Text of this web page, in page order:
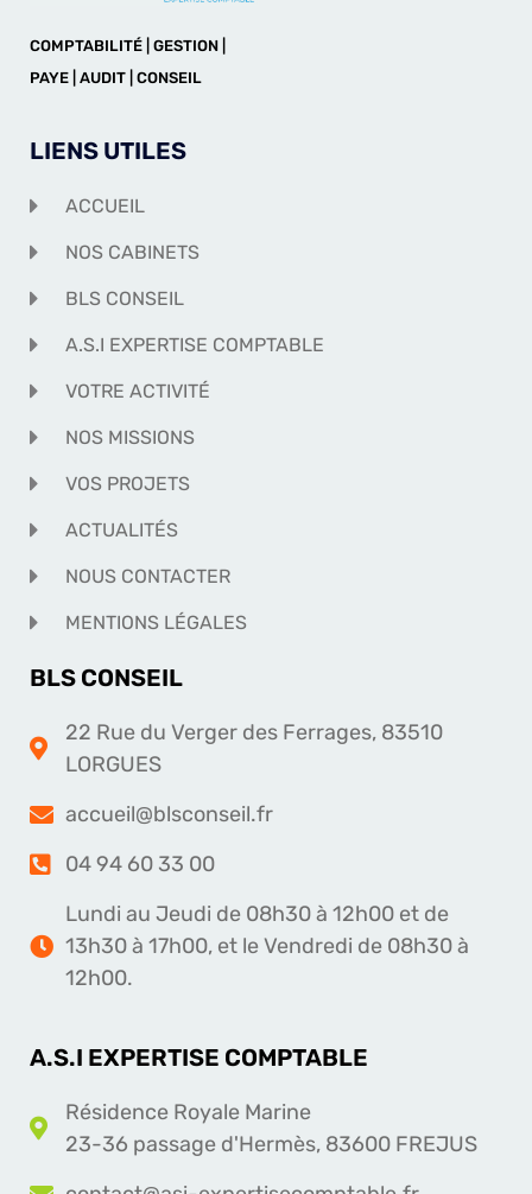
COMPTABILITÉ | GESTION |
PAYE | AUDIT | CONSEIL
LIENS UTILES
ACCUEIL
NOS CABINETS
BLS CONSEIL
A.S.I EXPERTISE COMPTABLE
VOTRE ACTIVITÉ
NOS MISSIONS
VOS PROJETS
ACTUALITÉS
NOUS CONTACTER
MENTIONS LÉGALES
BLS CONSEIL
22 Rue du Verger des Ferrages, 83510
LORGUES
accueil@blsconseil.fr
04 94 60 33 00
Lundi au Jeudi de 08h30 à 12h00 et de
13h30 à 17h00, et le Vendredi de 08h30 à
12h00.
A.S.I EXPERTISE COMPTABLE
Résidence Royale Marine
23-36 passage d'Hermès, 83600 FREJUS